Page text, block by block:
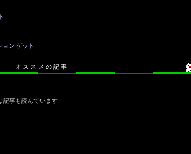
ン ゲット
オ ス ス メ の 記 事
記事も読んでいます